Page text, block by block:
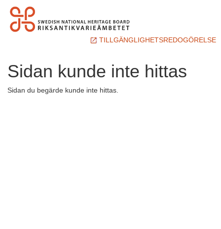
TILLGÄNGLIGHETSREDOGÖRELSE
Sidan kunde inte hittas
Sidan du begärde kunde inte hittas.